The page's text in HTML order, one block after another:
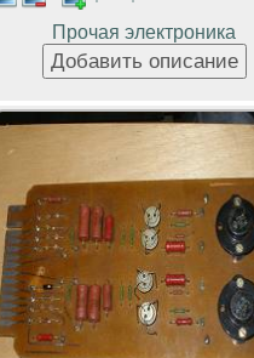
Прочая электроника